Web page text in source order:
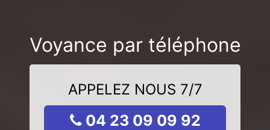
Voyance par téléphone
APPELEZ NOUS 7/7
04 23 09 09 92